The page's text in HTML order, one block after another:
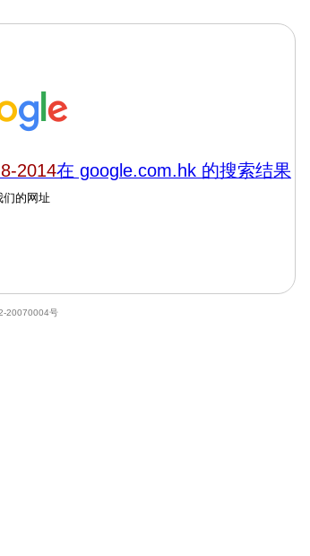
2014在 google.com.hk 的搜索结果
们的网址
20070004号